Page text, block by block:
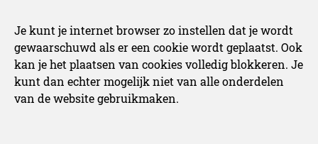
Je kunt je internet browser zo instellen dat je wordt
gewaarschuwd als er een cookie wordt geplaatst. Ook
kan je het plaatsen van cookies volledig blokkeren. Je
kunt dan echter mogelijk niet van alle onderdelen
van de website gebruikmaken.